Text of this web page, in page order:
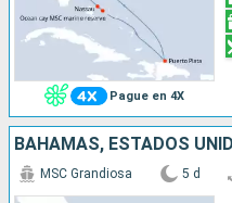
Pague en 4X
BAHAMAS, ESTADOS
MSC Grandiosa 5 d